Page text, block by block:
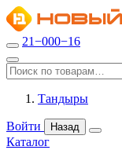
21−000−16
Тандыры
Войти Назад
Каталог